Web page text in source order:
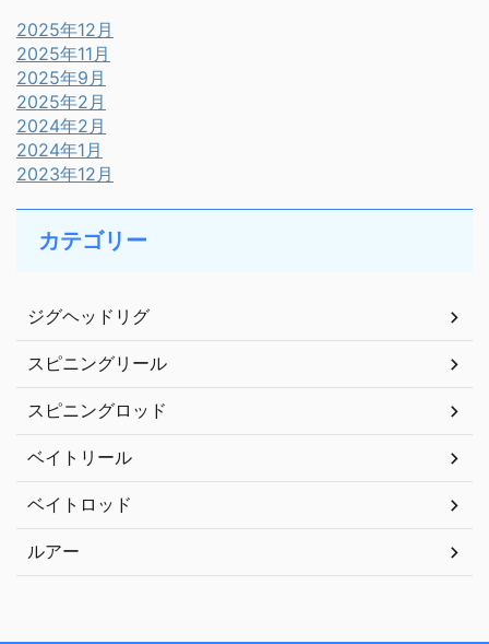
2025年12月
2025年11月
2025年9月
2025年2月
2024年2月
2024年1月
2023年12月
カテゴリー
ジグヘッドリグ
スピニングリール
スピニングロッド
ベイトリール
ベイトロッド
ルアー